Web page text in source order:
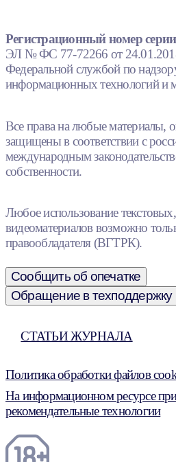
Регистрационный номер серии
ЭЛ № ФС 77-72266 от
Федеральной службой по
информационных технологий и
Все права на любые материалы,
защищены в соответствии с
международным
собственности.
Любое использование
видеоматериалов возможно
правообладателя (ВГТРК).
Сообщить об опечатке
Обращение в техподдержку
СТАТЬИ ЖУРНАЛА
Политика обработки файлов
На информационном ресурсе
рекомендательные технологии